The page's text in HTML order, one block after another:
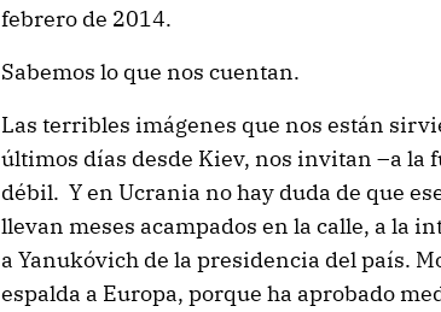
febrero de 2014.
Sabemos lo que nos cuentan.
Las terribles imágenes que nos están
últimos días desde Kiev, nos invitan –a la
débil. Y en Ucrania no hay duda de que
llevan meses acampados en la calle, a la
a Yanukóvich de la presidencia del país.
espalda a Europa, porque ha aprobado